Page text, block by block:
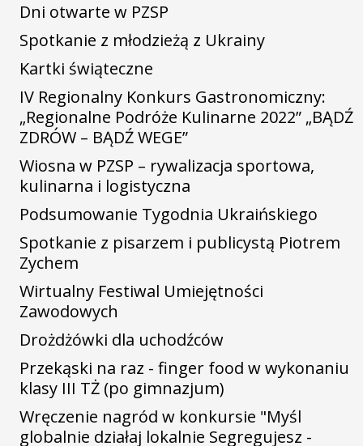
Dni otwarte w PZSP
Spotkanie z młodzieżą z Ukrainy
Kartki świąteczne
IV Regionalny Konkurs Gastronomiczny:
„Regionalne Podróże Kulinarne 2022” „BĄDŹ
ZDRÓW – BĄDŹ WEGE”
Wiosna w PZSP – rywalizacja sportowa,
kulinarna i logistyczna
Podsumowanie Tygodnia Ukraińskiego
Spotkanie z pisarzem i publicystą Piotrem
Zychem
Wirtualny Festiwal Umiejętności
Zawodowych
Drożdżówki dla uchodźców
Przekąski na raz - finger food w wykonaniu
klasy III TŻ (po gimnazjum)
Wręczenie nagród w konkursie "Myśl
globalnie działaj lokalnie Segregujesz -